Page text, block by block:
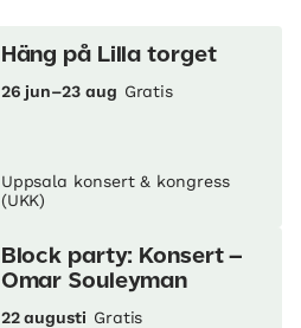
Häng på Lilla torget
26 jun–23 aug Gratis
Uppsala konsert & kongress
(UKK)
Block party: Konsert –
Omar Souleyman
22 augusti Gratis